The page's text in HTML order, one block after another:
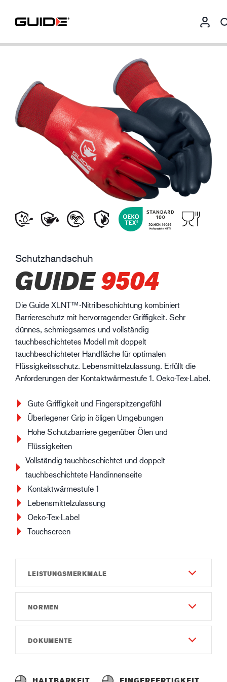
Schutzhandschuh
GUIDE9504
Die Guide XLNT™-Nitrilbeschichtung kombiniert
Barriereschutz mit hervorragender Griffigkeit. Sehr
dünnes, schmiegsames und vollständig
tauchbeschichtetes Modell mit doppelt
tauchbeschichteter Handfläche für optimalen
Flüssigkeitsschutz. Lebensmittelzulassung. Erfüllt die
Anforderungen der Kontaktwärmestufe 1. Oeko-Tex-Label.
Gute Griffigkeit und Fingerspitzengefühl
Überlegener Grip in öligen Umgebungen
Hohe Schutzbarriere gegenüber Ölen und
Flüssigkeiten
Vollständig tauchbeschichtet und doppelt
tauchbeschichtete Handinnenseite
Kontaktwärmestufe 1
Lebensmittelzulassung
Oeko-Tex-Label
Touchscreen
LEISTUNGSMERKMALE
Haltbarkeit
6
Fingerfertigkeit
6
Teilung
NORMEN
EN 388:2016
DOKUMENTE
Instruction of use GUIDE 9504.pdf